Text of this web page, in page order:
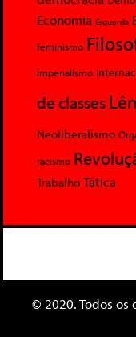
Economia Esquerda
feminismo
Imperialismo
de classes
Neoliberalismo
racismo
Trabalho Tática
© 2020. Todos os